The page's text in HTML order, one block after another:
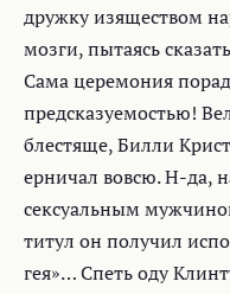
дружку изяществом
мозги, пытаясь
Сама церемония
предсказуемостью!
блестяще, Билли
ерничал вовсю. Н-да,
сексуальным
титул он получил
гея»… Спеть оду